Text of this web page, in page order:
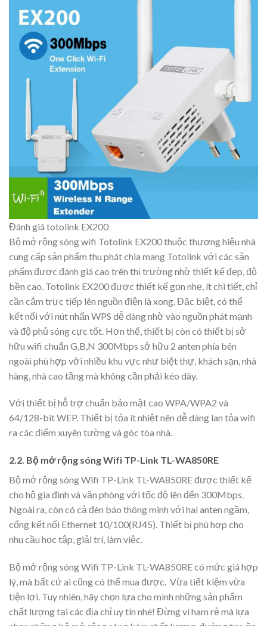
Đánh giá totolink EX200
Bộ mở rộng sóng wifi Totolink EX200 thuộc thương hiệu nhà
cung cấp sản phẩm thu phát chia mang Totolink với các sản
phẩm được đánh giá cao trên thị trường nhờ thiết kế đẹp, độ
bền cao. Totolink EX200 được thiết kế gọn nhẹ, ít chi tiết, chỉ
cần cắm trực tiếp lên nguồn điện là xong. Đặc biệt, có thể
kết nối với nút nhấn WPS dễ dàng nhờ vào nguồn phát mạnh
và độ phủ sóng cực tốt. Hơn thế, thiết bị còn có thiết bị sở
hữu wifi chuẩn G,B,N 300Mbps sở hữu 2 anten phía bên
ngoài phù hợp với nhiều khu vực như biệt thự, khách sạn, nhà
hàng, nhà cao tầng mà không cần phải kéo dây.
Với thiết bị hỗ trợ chuẩn bảo mật cao WPA/WPA2 và
64/128-bit WEP. Thiết bị tỏa ít nhiệt nên dễ dàng lan tỏa wifi
ra các điểm xuyên tường và góc tòa nhà.
2.2. Bộ mở rộng sóng Wifi TP-Link TL-WA850RE
Bộ mở rộng sóng Wifi TP-Link TL-WA850RE được thiết kế
cho hộ gia đình và văn phòng với tốc độ lên đến 300Mbps.
Ngoài ra, còn có cả đèn báo thông minh với hai anten ngầm,
cổng kết nối Ethernet 10/100(RJ45). Thiết bị phù hợp cho
nhu cầu học tập, giải trí, làm việc.
Bộ mở rộng sóng Wifi TP-Link TL-WA850RE có mức giá hợp
lý, mà bất cứ ai cũng có thể mua được. Vừa tiết kiệm vừa
tiện lợi. Tuy nhiên, hãy chọn lựa cho mình những sản phẩm
chất lượng tại các địa chỉ uy tín nhé! Đừng vì ham rẻ mà lựa